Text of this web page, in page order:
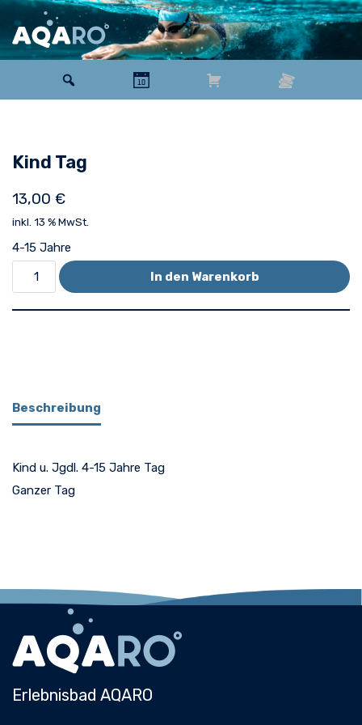
Zum
Inhalt
Kind Tag
13,00 €
inkl. 13 % MwSt.
4-15 Jahre
In den Warenkorb
Beschreibung
Kind u. Jgdl. 4-15 Jahre Tag
Ganzer Tag
Erlebnisbad AQARO